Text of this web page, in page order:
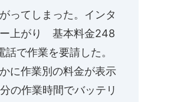
ってしまった。インタ
ー上がり 基本料金248
で作業を要請した。
に作業別の料金が表示
の作業時間でバッテリ